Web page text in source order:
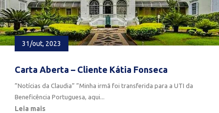
31/out, 2023
Carta Aberta – Cliente Kátia Fonseca
”Notícias da Claudia” ”Minha irmã foi transferida para a UTI da
Beneficência Portuguesa, aqui...
Leia mais